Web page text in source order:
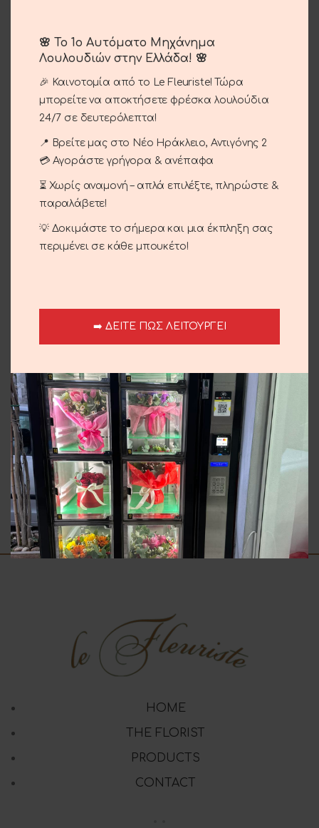
Compare Add to wishlist
SKU: 01-63
Occasions
Share:
Description
Fully white bouquet with lilium and roses
Related products
Plush Teddy Bear With
Heart
8.00€
Soft Doll
10.00€
HOME
THE FLORIST
PRODUCTS
CONTACT
🌸 Το 1ο Αυτόματο Μηχάνημα
Λουλουδιών στην Ελλάδα! 🌸
🎉 Καινοτομία από το Le Fleuriste! Τώρα
μπορείτε να αποκτήσετε φρέσκα λουλούδια
24/7 σε δευτερόλεπτα!
📍 Βρείτε μας στο Νέο Ηράκλειο, Αντιγόνης 2
💳 Αγοράστε γρήγορα & ανέπαφα
⏳ Χωρίς αναμονή – απλά επιλέξτε, πληρώστε &
παραλάβετε!
💡 Δοκιμάστε το σήμερα και μια έκπληξη σας
περιμένει σε κάθε μπουκέτο!
➡️ ΔΕΙΤΕ ΠΩΣ ΛΕΙΤΟΥΡΓΕΙ